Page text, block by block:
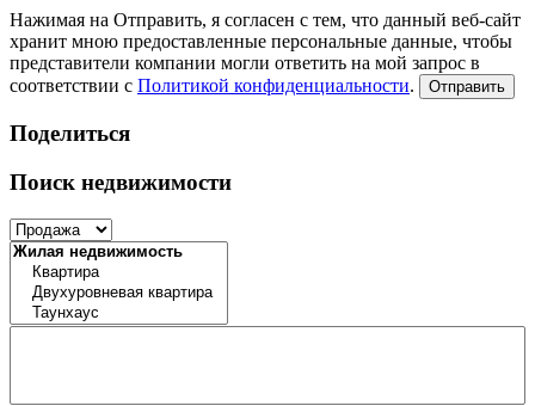
Нажимая на Отправить, я согласен с тем, что данный веб-сайт
хранит мною предоставленные персональные данные, чтобы
представители компании могли ответить на мой запрос в
соответствии с Политикой конфиденциальности. Отправить
Поделиться
Поиск недвижимости